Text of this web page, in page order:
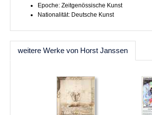
Epoche: Zeitgenössische Kunst
Nationalität: Deutsche Kunst
weitere Werke von Horst Janssen